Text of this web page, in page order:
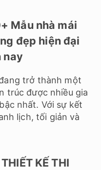
Mẫu nhà mái
đẹp hiện đại
nay
trở thành một
trúc được nhiều gia
nhất. Với sự kết
lịch, tối giản và
KẾ THI